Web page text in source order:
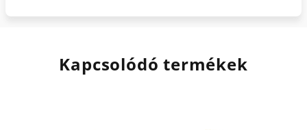
Kapcsolódó termékek